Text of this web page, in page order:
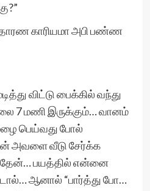
காரியமா அபி பண்ண
விட்டு பைக்கில் வந்து
7 மணி இருக்கும்… வானம்
பெய்வது போல்
அவளை வீடு சேர்க்க
பயத்தில் என்னை
ஆனால் “பார்த்து போ…